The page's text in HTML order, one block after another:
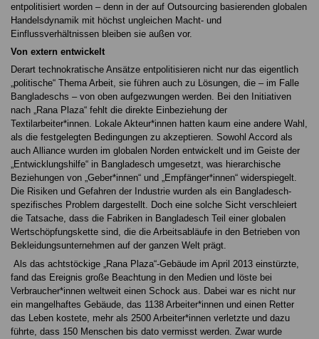
entpolitisiert worden – denn in der auf Outsourcing basierenden globalen
Handelsdynamik mit höchst ungleichen Macht- und
Einflussverhältnissen bleiben sie außen vor.
Von extern entwickelt
Derart technokratische Ansätze entpolitisieren nicht nur das eigentlich
„politische“ Thema Arbeit, sie führen auch zu Lösungen, die – im Falle
Bangladeschs – von oben aufgezwungen werden. Bei den Initiativen
nach „Rana Plaza“ fehlt die direkte Einbeziehung der
Textilarbeiter*innen. Lokale Akteur*innen hatten kaum eine andere Wahl,
als die festgelegten Bedingungen zu akzeptieren. Sowohl Accord als
auch Alliance wurden im globalen Norden entwickelt und im Geiste der
„Entwicklungshilfe“ in Bangladesch umgesetzt, was hierarchische
Beziehungen von „Geber*innen“ und „Empfänger*innen“ widerspiegelt.
Die Risiken und Gefahren der Industrie wurden als ein Bangladesch-
spezifisches Problem dargestellt. Doch eine solche Sicht verschleiert
die Tatsache, dass die Fabriken in Bangladesch Teil einer globalen
Wertschöpfungskette sind, die die Arbeitsabläufe in den Betrieben von
Bekleidungsunternehmen auf der ganzen Welt prägt.
Als das achtstöckige „Rana Plaza“-Gebäude im April 2013 einstürzte,
fand das Ereignis große Beachtung in den Medien und löste bei
Verbraucher*innen weltweit einen Schock aus. Dabei war es nicht nur
ein mangelhaftes Gebäude, das 1138 Arbeiter*innen und einen Retter
das Leben kostete, mehr als 2500 Arbeiter*innen verletzte und dazu
führte, dass 150 Menschen bis dato vermisst werden. Zwar wurde